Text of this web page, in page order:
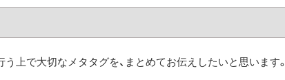
上で大切なメタタグを、まとめてお伝えしたいと思います。